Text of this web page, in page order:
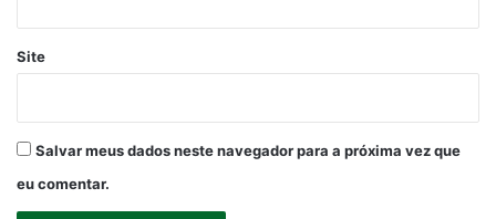
Site
Salvar meus dados neste navegador para a próxima vez que
eu comentar.